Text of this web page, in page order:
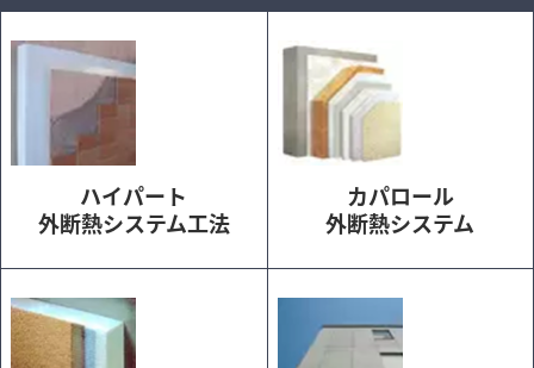
ハイパート
外断熱システム工法
カパロール
外断熱システム